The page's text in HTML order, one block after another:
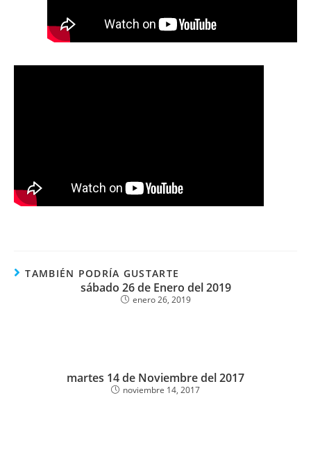
TAMBIÉN PODRÍA GUSTARTE
sábado 26 de Enero del 2019
enero 26, 2019
martes 14 de Noviembre del 2017
noviembre 14, 2017